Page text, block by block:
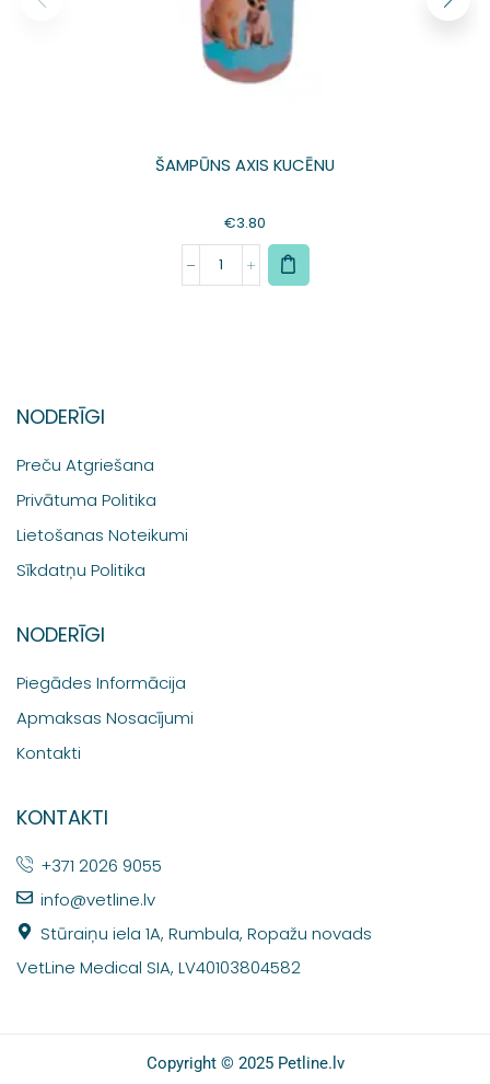
ŠAMPŪNS AXIS KUCĒNU
€3.80
NODERĪGI
Preču Atgriešana
Privātuma Politika
Lietošanas Noteikumi
Sīkdatņu Politika
NODERĪGI
Piegādes Informācija
Apmaksas Nosacījumi
Kontakti
KONTAKTI
+371 2026 9055
info@vetline.lv
Stūraiņu iela 1A, Rumbula, Ropažu novads
VetLine Medical SIA, LV40103804582
Copyright © 2025 Petline.lv